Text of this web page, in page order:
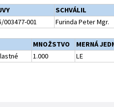
SCHVÁLIL
003477-001 Furinda Peter Mgr.
MNOŽSTVO MERNÁ
1.000 LE